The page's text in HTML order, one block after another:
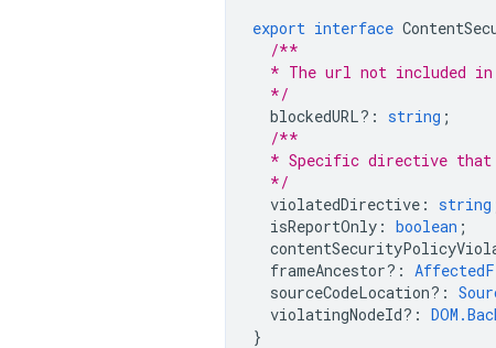
export interface
/**
* The url not included
  */
blockedURL? : string ;
/**
* Specific directive
  */
violatedDirective : string
isReportOnly : boolean ;
frameAncestor? :
sourceCodeLocation? :
violatingNodeId? :
}